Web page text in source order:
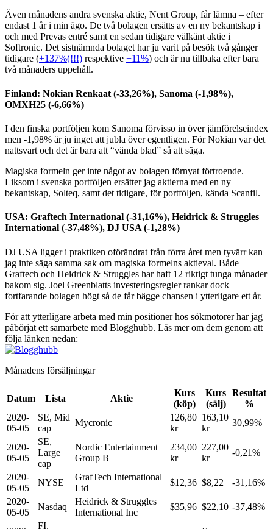
Även månadens andra svenska aktie, Nent Group, får lämna – efter
endast 1 år i min ägo. De två bolagen ersätts av en ny bekantskap i
och med Prevas entré samt en sedan tidigare välkänt aktie i
Softronic. Det sistnämnda bolaget har ju varit på besök två gånger
tidigare (+137%(!!!) respektive +11%) och är nu tillbaka efter bara
två månaders uppehåll.
Finland: Nokian Renkaat (-33,26%), Sanoma (-1,98%),
OMXH25 (-6,66%)
I den finska portföljen kom Sanoma förvisso in över jämförelseindex
men -1,98% är ju inget att jubla över egentligen. För Nokian var det
nattsvart och det är bara att “vända blad” så att säga.
Magiska formeln ger inte något av bolagen förnyat förtroende.
Liksom i svenska portföljen ersätter jag aktierna med en ny
bekantskap, Solteq, samt det tidigare, för portföljen, kända Scanfil.
USA: Graftech International (-31,16%), Heidrick & Struggles
International (-37,48%), DJ USA (-1,28%)
DJ USA ligger i praktiken oförändrat från förra året men tyvärr kan
jag inte säga samma sak om magiska formelns aktieval. Både
Graftech och Heidrick & Struggles har haft 12 riktigt tunga månader
bakom sig. Joel Greenblatts investeringsregler rankar dock
fortfarande bolagen högt så de får bägge chansen i ytterligare ett år.
För att ytterligare arbeta med min positioner hos sökmotorer har jag
påbörjat ett samarbete med Blogghubb. Läs mer om dem genom att
följa länken nedan:
Månadens försäljningar
Datum Lista Aktie
Kurs
(köp)
Kurs
(sälj)
Resultat
%
2020-
05-05
SE, Mid
cap
Mycronic
126,80
kr
163,10
kr
30,99%
2020-
05-05
SE,
Large
cap
Nordic Entertainment
Group B
234,00
kr
227,00
kr
-0,21%
2020-
05-05
NYSE
GrafTech International
Ltd
$12,36 $8,22
-31,16%
2020-
05-05
Nasdaq
Heidrick & Struggles
International Inc
$35,96 $22,10 -37,48%
FI,